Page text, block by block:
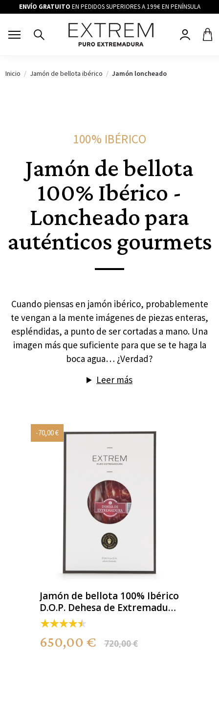
ENVÍO GRATUITO EN PEDIDOS SUPERIORES A 199€ EN PENÍNSULA
Inicio Jamón de bellota ibérico Jamón loncheado
100% IBÉRICO
Jamón de bellota
100% Ibérico -
Loncheado para
auténticos gourmets
Cuando piensas en jamón ibérico, probablemente
te vengan a la mente imágenes de piezas enteras,
espléndidas, a punto de ser cortadas a mano. Una
imagen más que suficiente para que se te haga la
boca agua… ¿Verdad?
Leer más
-70,00 €
Jamón de bellota 100% Ibérico
D.O.P. Dehesa de Extremadura
- Loncheado
650,00 € 720,00 €